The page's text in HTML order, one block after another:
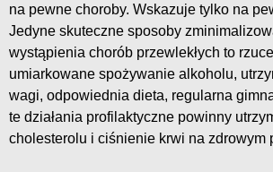
na pewne choroby. Wskazuje tylko na
Jedyne skuteczne sposoby
wystąpienia chorób przewlekłych to
umiarkowane spożywanie alkoholu,
wagi, odpowiednia dieta, regularna
te działania profilaktyczne powinny
cholesterolu i ciśnienie krwi na zdrowym